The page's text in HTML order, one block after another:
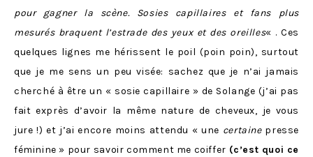
pour gagner la scène. Sosies capillaires et fans plus
mesurés braquent l’estrade des yeux et des oreilles« . Ces
quelques lignes me hérissent le poil (poin poin), surtout
que je me sens un peu visée: sachez que je n’ai jamais
cherché à être un « sosie capillaire » de Solange (j’ai pas
fait exprès d’avoir la même nature de cheveux, je vous
jure !) et j’ai encore moins attendu « une certainepresse
féminine » pour savoir comment me coiffer (c’est quoi ce